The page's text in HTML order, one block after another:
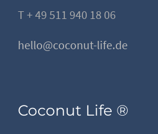
T + 49 511 940 18 06
hello@coconut-life.de
Coconut Life ®